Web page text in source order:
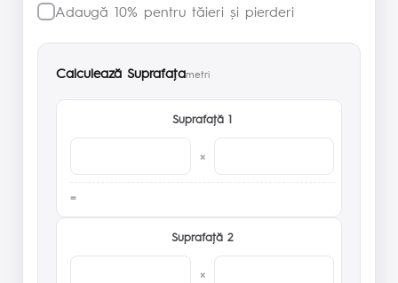
Adaugă 10% pentru tăieri și pierderi
Calculează Suprafaţametri
Suprafaţă 1
×
Suprafaţă 2
×